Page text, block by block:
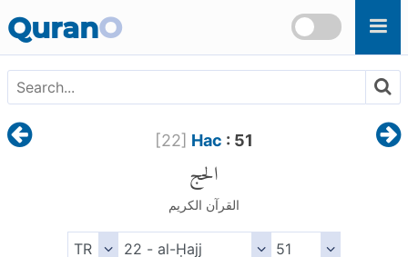
QuranO
[22] Hac : 51
الحج
القرآن الكريم